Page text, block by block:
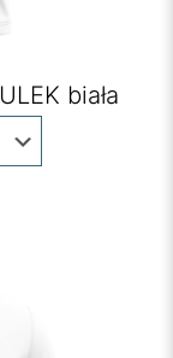
biała